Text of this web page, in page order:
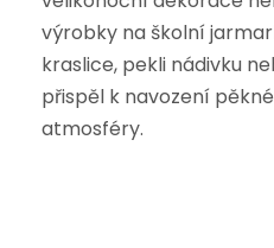
výrobky na školní
kraslice, pekli nádivku
přispěl k navození
atmosféry.